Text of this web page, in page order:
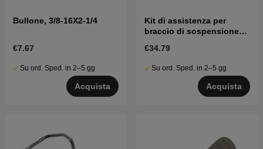
Bullone, 3/8-16X2-1/4
€7.67
Su ord. Sped. in 2–5 gg
Acquista
Kit di assistenza per
braccio di sospensione
€34.79
Su ord. Sped. in 2–5 gg
Acquista